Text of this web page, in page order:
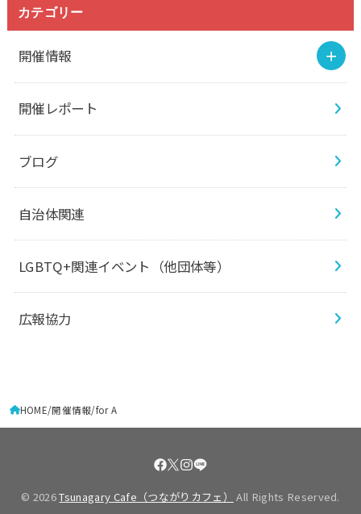
カテゴリー
開催情報
開催レポート
ブログ
自治体関連
LGBTQ+関連イベント（他団体等）
広報協力
HOME 開催情報 for A
© 2026Tsunagary Cafe（つながりカフェ） All Rights Reserved.